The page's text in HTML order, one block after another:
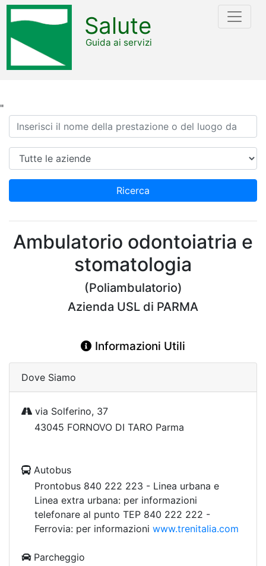
"
Salute
Guida ai servizi
Ricerca
Azienda
Ricerca
Ambulatorio odontoiatria e
stomatologia
(Poliambulatorio)
Azienda USL di PARMA
Informazioni Utili
Dove Siamo
via Solferino, 37
43045 FORNOVO DI TARO Parma
Autobus
Prontobus 840 222 223 - Linea urbana e
Linea extra urbana: per informazioni
telefonare al punto TEP 840 222 222 -
Ferrovia: per informazioni www.trenitalia.com
Parcheggio